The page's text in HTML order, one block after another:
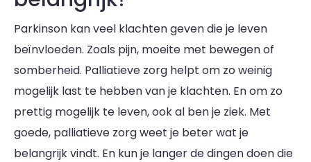
Parkinson kan veel klachten geven die je leven
beïnvloeden. Zoals pijn, moeite met bewegen of
somberheid. Palliatieve zorg helpt om zo weinig
mogelijk last te hebben van je klachten. En om zo
prettig mogelijk te leven, ook al ben je ziek. Met
goede, palliatieve zorg weet je beter wat je
belangrijk vindt. En kun je langer de dingen doen die